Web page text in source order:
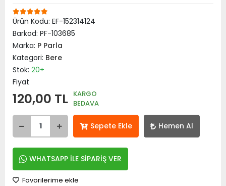
Ürün Kodu: EF-152314124
Barkod: PF-103685
Marka: P Parla
Kategori: Bere
Stok: 20+
Fiyat
120,00 TL KARGO
BEDAVA
Sepete Ekle Hemen Al
WHATSAPP İLE SİPARİŞ VER
Favorilerime ekle